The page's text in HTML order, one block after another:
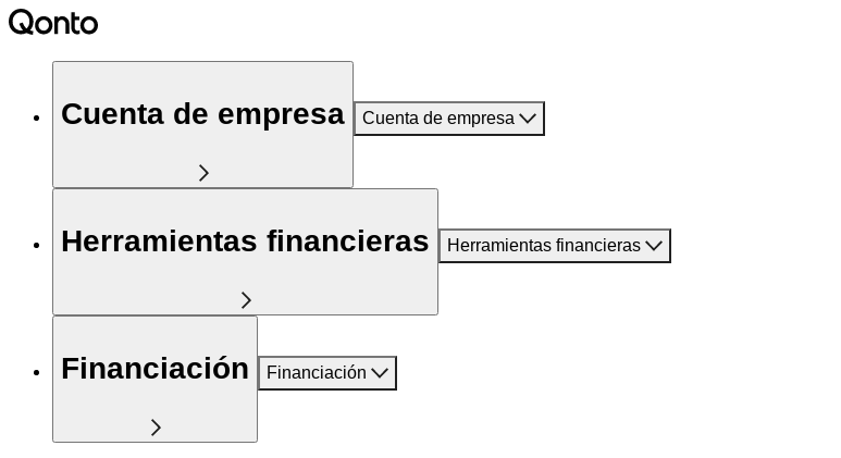
Cuenta de empresa Cuenta de empresa
Herramientas financieras Herramientas financieras
Financiación Financiación